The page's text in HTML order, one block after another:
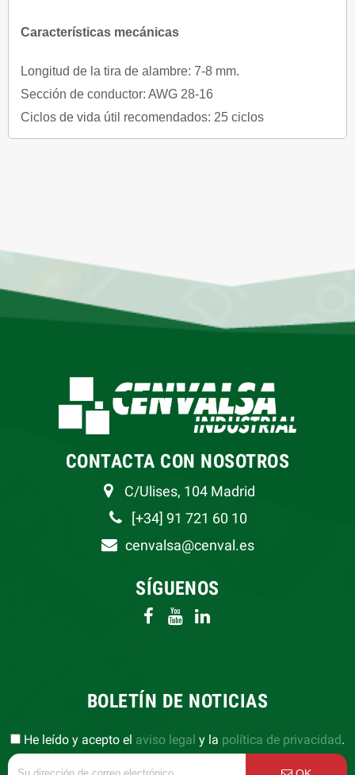
Características mecánicas
Longitud de la tira de alambre: 7-8 mm.
Sección de conductor: AWG 28-16
Ciclos de vida útil recomendados: 25 ciclos
CONTACTA CON NOSOTROS
C/Ulises, 104 Madrid
[+34] 91 721 60 10
cenvalsa@cenval.es
SÍGUENOS
BOLETÍN DE NOTICIAS
He leído y acepto el aviso legal y la política de privacidad.